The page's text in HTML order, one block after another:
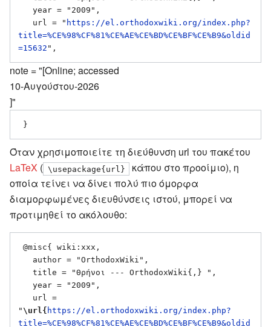
   url = "
https://el.orthodoxwiki.org/index.php?
title=%CE%98%CF%81%CE%AE%CE%BD%CE%BF%CE%B9&oldid
=15632
note = "[Online; accessed
10-Αυγούστου-2026
]"
Όταν χρησιμοποιείτε τη διεύθυνση url του πακέτου
LaTeX ( \usepackage{url}
κάπου στο προοίμιο), η
οποία τείνει να δίνει πολύ πιο όμορφα
διαμορφωμένες διευθύνσεις ιστού, μπορεί να
προτιμηθεί το ακόλουθο:
" \url{ https://el.orthodoxwiki.org/index.php?
title=%CE%98%CF%81%CE%AE%CE%BD%CE%BF%CE%B9&oldid